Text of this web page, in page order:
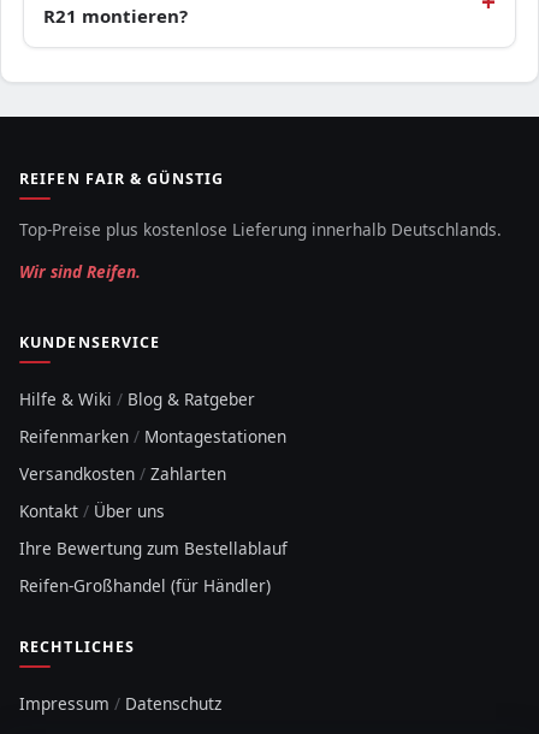
R21 montieren?
REIFEN FAIR & GÜNSTIG
Top-Preise plus kostenlose Lieferung innerhalb Deutschlands.
Wir sind Reifen.
KUNDENSERVICE
Hilfe & Wiki / Blog & Ratgeber
Reifenmarken / Montagestationen
Versandkosten / Zahlarten
Kontakt / Über uns
Ihre Bewertung zum Bestellablauf
Reifen-Großhandel (für Händler)
RECHTLICHES
Impressum / Datenschutz